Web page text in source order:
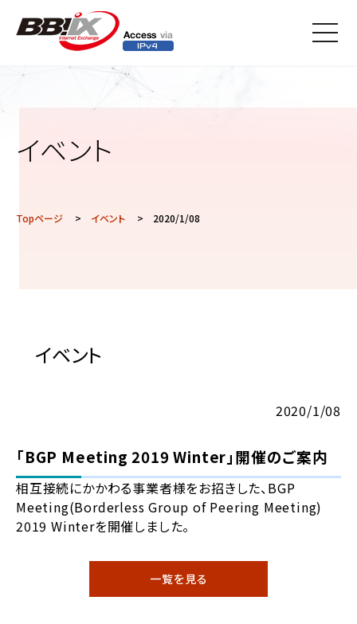
メニ
イベント
Topページ > イベント > 2020/1/08
イベント
2020/1/08
「BGP Meeting 2019 Winter」開催のご案内
相互接続にかかわる事業者様をお招きした、BGP
Meeting(Borderless Group of Peering Meeting)
2019 Winterを開催しました。
一覧を見る